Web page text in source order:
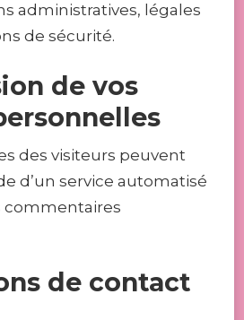
administratives, légales
de sécurité.
de vos
des visiteurs peuvent
d’un service automatisé
commentaires
de contact